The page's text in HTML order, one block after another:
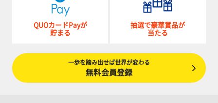
QUOカードPayが
貯まる
抽選で豪華賞品が
当たる
一歩を踏み出せば世界が変わる
無料会員登録